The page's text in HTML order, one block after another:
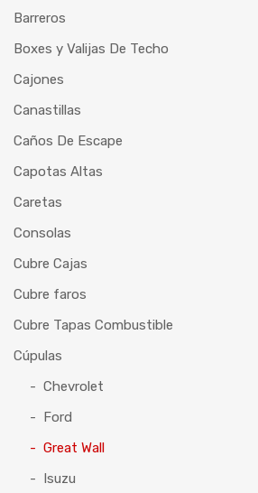
Barreros
Boxes y Valijas De Techo
Cajones
Canastillas
Caños De Escape
Capotas Altas
Caretas
Consolas
Cubre Cajas
Cubre faros
Cubre Tapas Combustible
Cúpulas
Chevrolet
Ford
Great Wall
Isuzu